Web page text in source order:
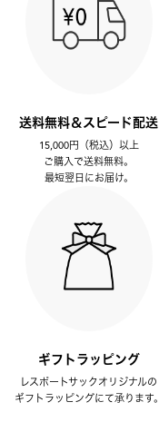
送料無料＆スピード配送
15,000円（税込）以上
ご購入で送料無料。
最短翌日にお届け。
ギフトラッピング
レスポートサックオリジナルの
ギフトラッピングにて承ります。